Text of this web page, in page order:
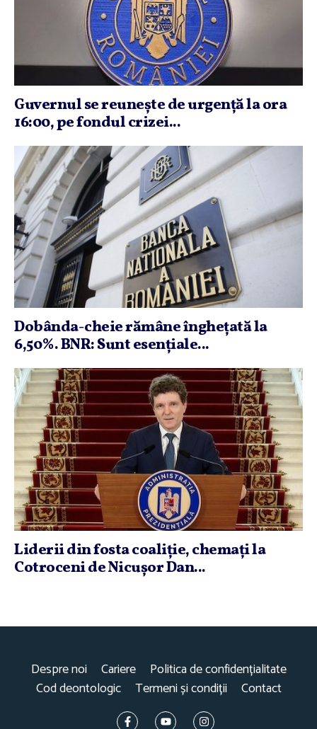
Guvernul se reuneşte de urgenţă la ora
16:00, pe fondul crizei...
Dobânda-cheie rămâne îngheţată la
6,50%. BNR: Sunt esenţiale...
Liderii din fosta coaliţie, chemaţi la
Cotroceni de Nicuşor Dan...
Despre noi Cariere
Politica de confidențialitate
Cod deontologic
Termeni și condiții Contact